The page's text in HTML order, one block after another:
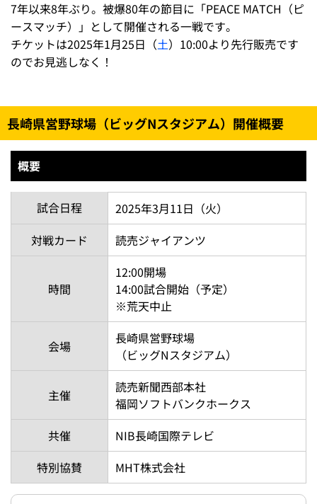
7年以来8年ぶり。被爆80年の節目に「PEACE MATCH（ピ
ースマッチ）」として開催される一戦です。
チケットは2025年1月25日（土）10:00より先行販売です
のでお見逃しなく！
長崎県営野球場（ビッグNスタジアム）開催概要
概要
試合日程
2025年3月11日（火）
対戦カード
読売ジャイアンツ
時間
12:00開場
14:00試合開始（予定）
※荒天中止
会場
長崎県営野球場
（ビッグNスタジアム）
主催
読売新聞西部本社
福岡ソフトバンクホークス
共催
NIB長崎国際テレビ
特別協賛
MHT株式会社